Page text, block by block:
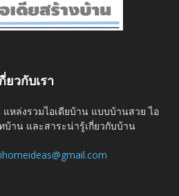
ยวกับเรา
หล่งรวมไอเดียบ้าน แบบบ้านสวย ไอ
บ้าน และสาระน่ารู้เกี่ยวกับบ้าน